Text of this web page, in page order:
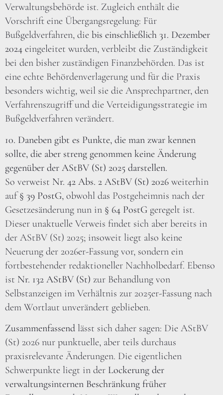
Verwaltungsbehörde ist. Zugleich enthält die
Vorschrift eine Übergangsregelung: Für
Bußgeldverfahren, die bis einschließlich 31. Dezember
2024 eingeleitet wurden, verbleibt die Zuständigkeit
bei den bisher zuständigen Finanzbehörden. Das ist
eine echte Behördenverlagerung und für die Praxis
besonders wichtig, weil sie die Ansprechpartner, den
Verfahrenszugriff und die Verteidigungsstrategie im
Bußgeldverfahren verändert.
10. Daneben gibt es Punkte, die man zwar kennen
sollte, die aber streng genommen keine Änderung
gegenüber der AStBV (St) 2025 darstellen.
So verweist Nr. 42 Abs. 2 AStBV (St) 2026 weiterhin
auf§ 39 PostG, obwohl das Postgeheimnis nach der
Gesetzesänderung nun in § 64 PostG geregelt ist.
Dieser unaktuelle Verweis findet sich aber bereits in
der AStBV (St) 2025; insoweit liegt also keine
Neuerung der 2026er-Fassung vor, sondern ein
fortbestehender redaktioneller Nachholbedarf. Ebenso
ist Nr. 132 AStBV (St) zur Behandlung von
Selbstanzeigen im Verhältnis zur 2025er-Fassung nach
dem Wortlaut unverändert geblieben.
Zusammenfassend lässt sich daher sagen: Die AStBV
(St) 2026 nur punktuelle, aber teils durchaus
praxisrelevante Änderungen. Die eigentlichen
Schwerpunkte liegt in der Lockerung der
verwaltungsinternen Beschränkung früher